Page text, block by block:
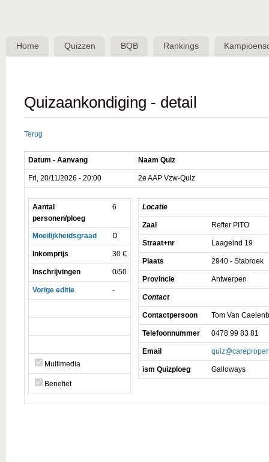
Belgische
QuizBond
Home Quizzen BQB Rankings
Quizaankondiging - detail
Terug
Datum - Aanvang Naam Quiz
Fri, 20/11/2026 - 20:00 2e AAP Vzw-Quiz
Aantal
personen/ploeg
6
Moeilijkheidsgraad D
Inkomprijs 30 €
Inschrijvingen 0/50
Vorige editie -
Multimedia
Benefiet
Locatie
Zaal Refter PITO
Straat+nr Laageind 19
Plaats 2940 - Stabroek
Provincie Antwerpen
Contact
Contactpersoon Tom Van
Telefoonnummer 0478 99 83 81
Email
ism Quizploeg Galloways